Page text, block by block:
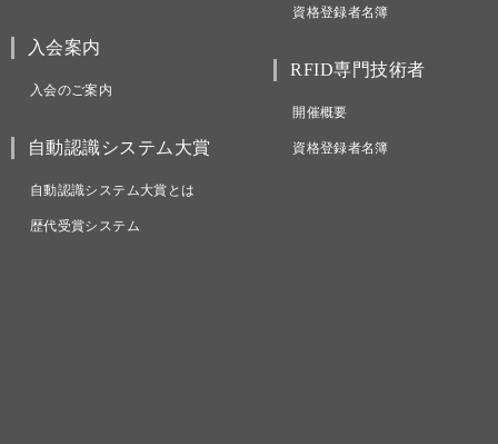
入会案内
入会のご案内
自動認識システム大賞
自動認識システム大賞とは
歴代受賞システム
資格登録者名簿
RFID専門技術者
開催概要
資格登録者名簿